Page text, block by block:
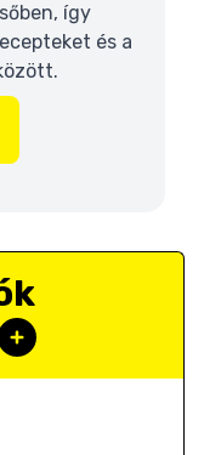
így
és a